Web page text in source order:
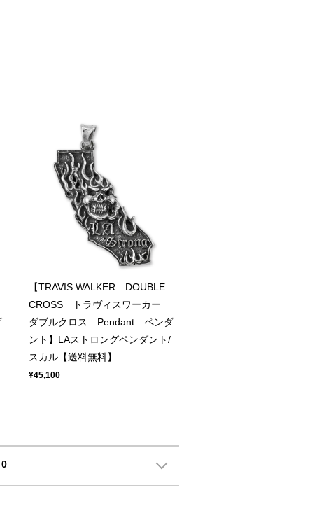
【TRAVIS WALKER DOUBLE
CROSS トラヴィスワーカー
ダブルクロス Pendant ペンダ
ント】LAストロングペンダント/
スカル【送料無料】
¥45,100
0